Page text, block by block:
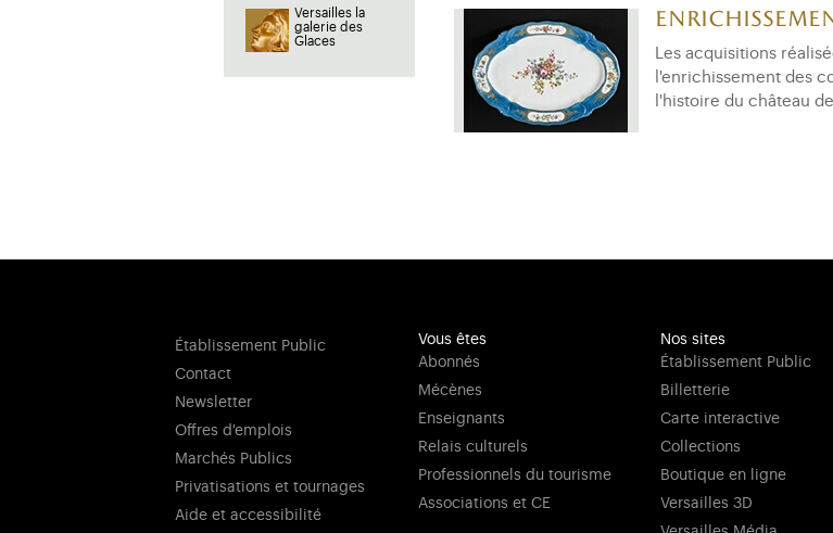
Versailles la
galerie des
Glaces
Les acquisitions
l'enrichissement des
l'histoire du château
Établissement Public
Contact
Newsletter
Offres d'emplois
Marchés Publics
Privatisations et tournages
Aide et accessibilité
Vous êtes
Abonnés
Mécènes
Enseignants
Relais culturels
Professionnels du tourisme
Associations et CE
Nos sites
Établissement Public
Billetterie
Carte interactive
Collections
Boutique en ligne
Versailles 3D